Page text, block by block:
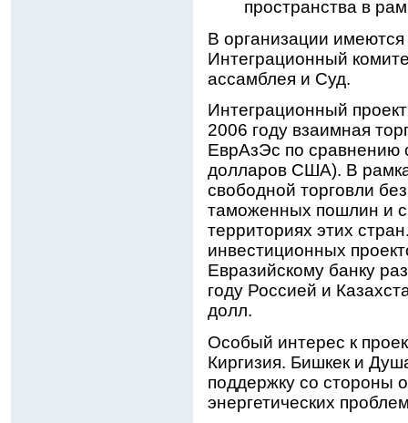
пространства в
В организации
Интеграционный
ассамблея и Суд.
Интеграционный
2006 году взаимная
ЕврАзЭс по сравнению
долларов США). В
свободной торговли
таможенных пошлин и
территориях этих
инвестиционных
Евразийскому банку
году Россией и
долл.
Особый интерес к
Киргизия. Бишкек и
поддержку со стороны
энергетических